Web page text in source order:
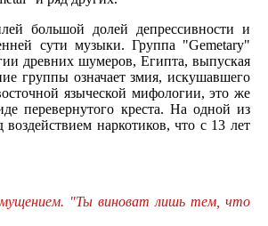
большой долей депрессивности и
сути музыки. Группа "Gemetary"
древних шумеров, Египта, выпуская
группы означает змия, искушавшего
языческой мифологии, это же
перевернутого креста. На одной из
наркотиков, что с 13 лет
"Ты виноват лишь тем, что